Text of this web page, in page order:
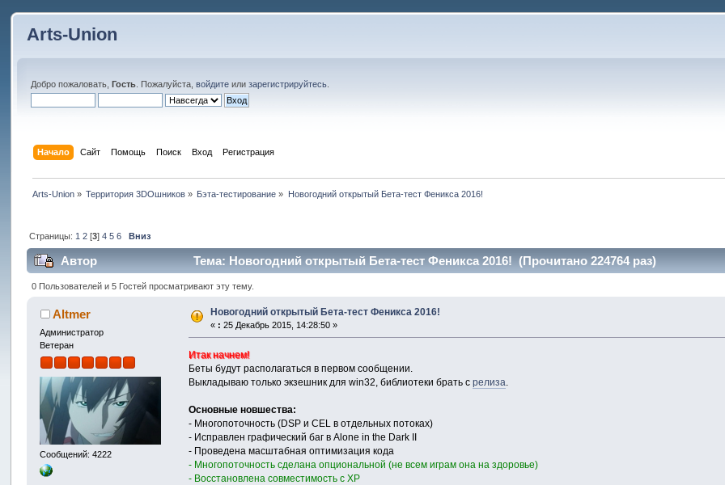
Arts-Union
Добро пожаловать,Гость . Пожалуйста,войдите илизарегистрируйтесь
Начало Сайт Помощь Поиск Вход Регистрация
Arts-Union» Территория 3DOшников » Бэта-тестирование » Новогодний открытый Бета-тест Феникса 2016!
Страницы: 1 2[3] 4 5 6 Вниз
Автор Тема: Новогодний открытый Бета-тест Феникса 2016! (Прочитано 224764 раз)
0 Пользователей и 5 Гостей просматривают эту тему.
Altmer
Администратор
Ветеран
Сообщений: 4222
Новогодний открытый Бета-тест Феникса 2016!
« : 25 Декабрь 2015, 14:28:50 »
Итак начнем!
Беты будут располагаться в первом сообщении.
Выкладываю только экзешник для win32, библиотеки брать срелиза.
Основные новшества:
- Многопоточность (DSP и CEL в отдельных потоках)
- Исправлен графический баг в Alone in the Dark II
- Проведена масштабная оптимизация кода
- Многопоточность сделана опциональной (не всем играм она на здоровье)
- Восстановлена совместимость с ХР